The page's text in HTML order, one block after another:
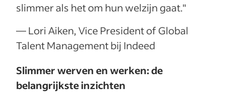
slimmer als het om hun welzijn gaat."
— Lori Aiken, Vice President of Global
Talent Management bij Indeed
Slimmer werven en werken: de
belangrijkste inzichten